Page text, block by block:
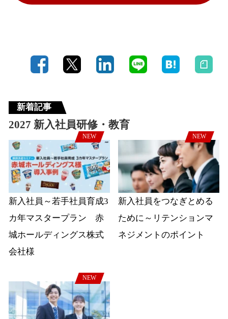
新着記事
2027 新入社員研修・教育
NEW
新入社員～若手社員育成3
カ年マスタープラン 赤
城ホールディングス株式
会社様
NEW
新入社員をつなぎとめる
ために～リテンションマ
ネジメントのポイント
NEW